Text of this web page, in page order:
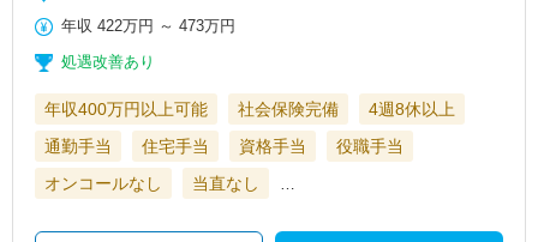
年収 422万円 ～473万円
処遇改善あり
年収400万円以上可能 社会保険完備
4週8休以上
通勤手当
住宅手当 資格手当
役職手当
オンコールなし
当直なし